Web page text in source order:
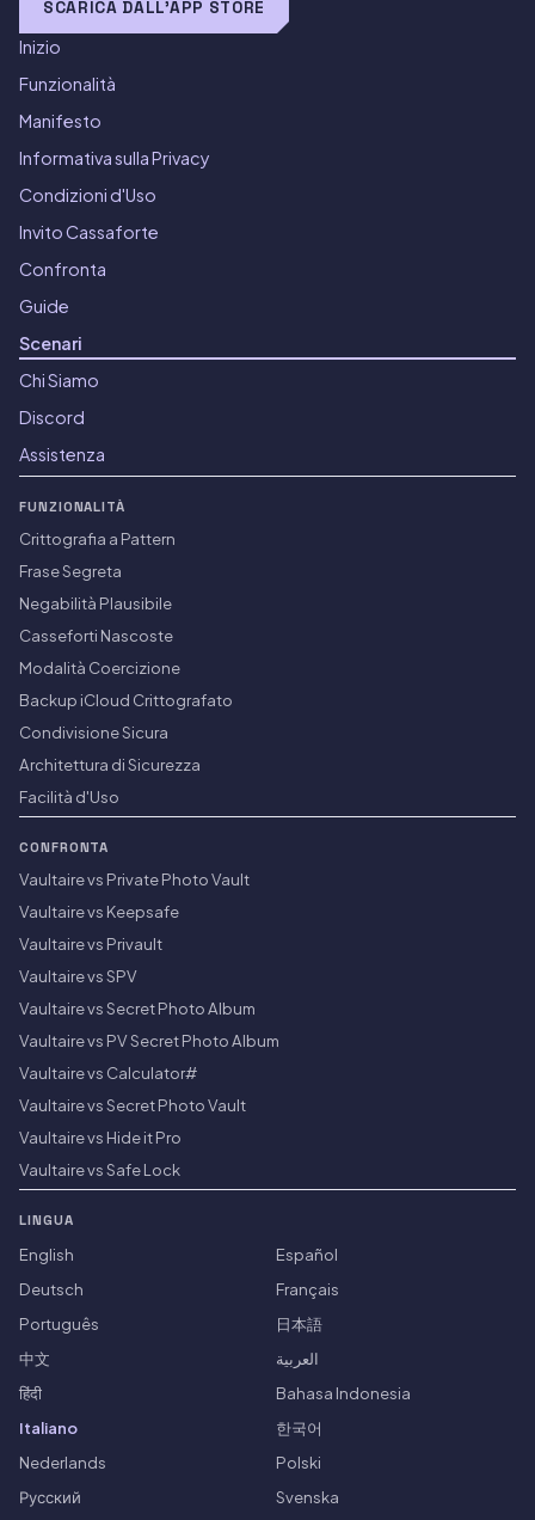
SCARICA DALL'APP STORE
Inizio
Funzionalità
Manifesto
Informativa sulla Privacy
Condizioni d'Uso
Invito Cassaforte
Confronta
Guide
Scenari
Chi Siamo
Discord
Assistenza
FUNZIONALITÀ
Crittografia a Pattern
Frase Segreta
Negabilità Plausibile
Casseforti Nascoste
Modalità Coercizione
Backup iCloud Crittografato
Condivisione Sicura
Architettura di Sicurezza
Facilità d'Uso
CONFRONTA
Vaultaire vs Private Photo Vault
Vaultaire vs Keepsafe
Vaultaire vs Privault
Vaultaire vs SPV
Vaultaire vs Secret Photo Album
Vaultaire vs PV Secret Photo Album
Vaultaire vs Calculator#
Vaultaire vs Secret Photo Vault
Vaultaire vs Hide it Pro
Vaultaire vs Safe Lock
LINGUA
English
Español
Deutsch
Français
Português
日本語
中文
العربية
हिंदी
Bahasa Indonesia
Italiano
한국어
Nederlands
Polski
Русский
Svenska